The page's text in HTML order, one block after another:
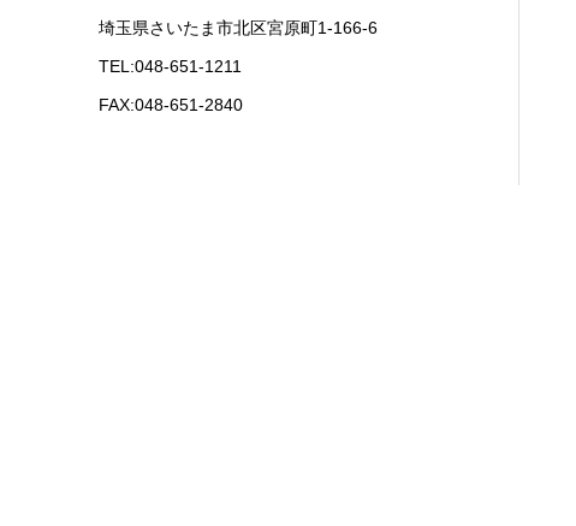
埼玉県さいたま市北区宮原町1-166-6
TEL:048-651-1211
FAX:048-651-2840